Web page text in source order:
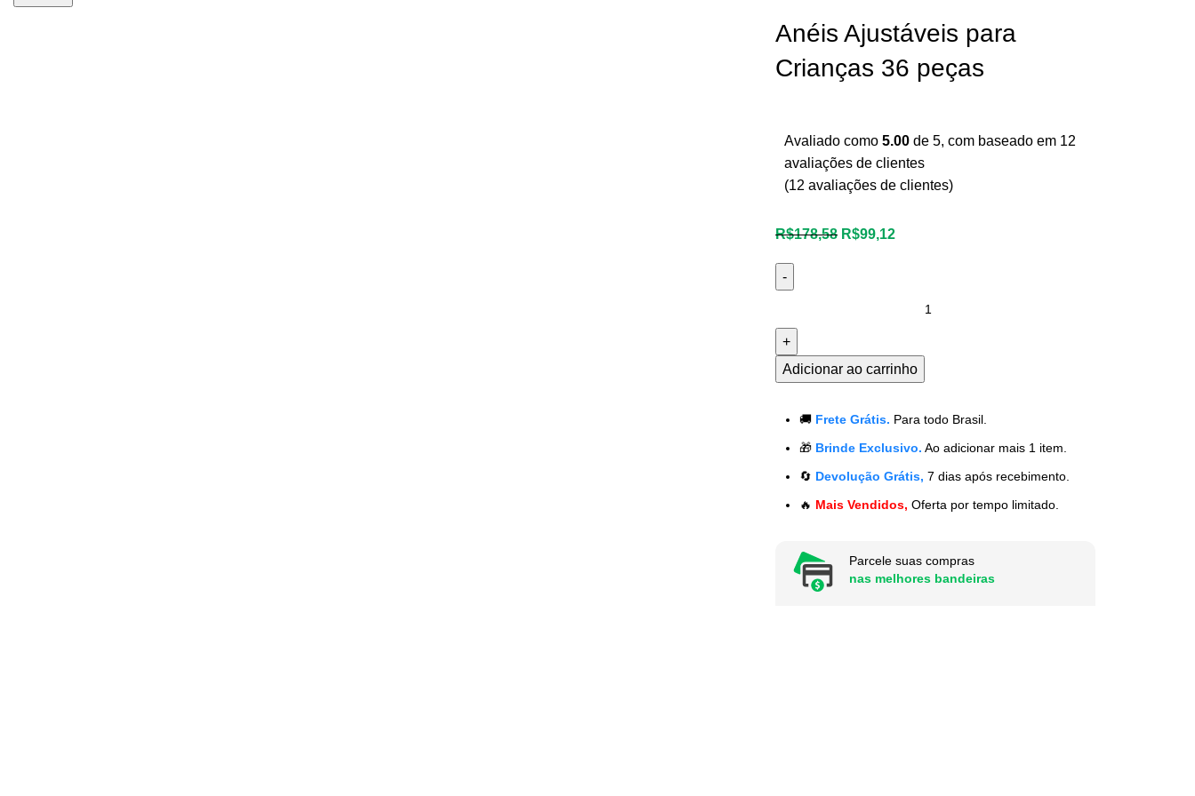
Anéis Ajustáveis para
Crianças 36 peças
Avaliado como 5.00de 5, com baseado em 12
avaliações de clientes
(12 avaliações de clientes)
R$178,58 R$99,12
Adicionar ao carrinho
🚚 Frete Grátis. Para todo Brasil.
🎁 Brinde Exclusivo. Ao adicionar mais 1 item.
🔄 Devolução Grátis, 7 dias após recebimento.
🔥 Mais Vendidos, Oferta por tempo limitado.
Parcele suas compras
nas melhores bandeiras